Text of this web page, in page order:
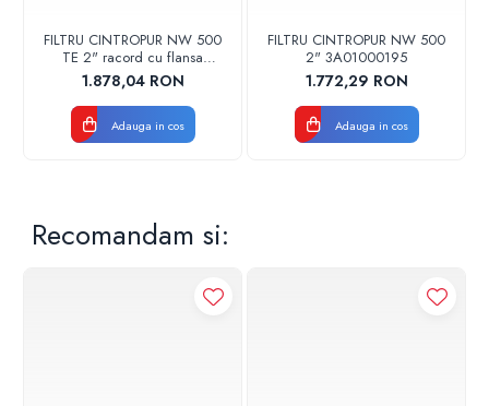
FILTRU CINTROPUR NW 500
TE 2" racord cu flansa
3A01000146
1.878,04 RON
Adauga in cos
FILTRU CINTROPUR NW 500
2" 3A01000195
1.772,29 RON
Adauga in cos
Recomandam si: